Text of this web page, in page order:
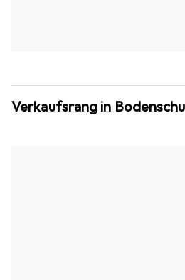
Verkaufsrang in